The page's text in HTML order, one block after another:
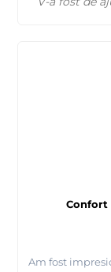
Confort
Am fost